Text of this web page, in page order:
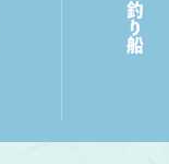
釣り船